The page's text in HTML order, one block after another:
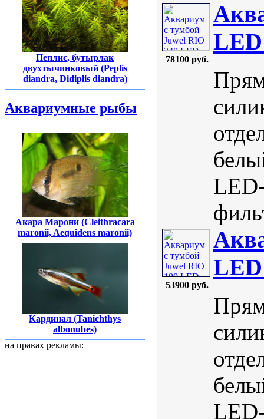
Пеплис, бутырлак
двухтычинковый (Peplis
diandra, Didiplis diandra)
Аквариумные рыбы
Акара Марони (Cleithracara
maronii, Aequidens maronii)
Кардинал (Tanichthys
albonubes)
на правах рекламы:
78100 руб.
LED
53900 руб.